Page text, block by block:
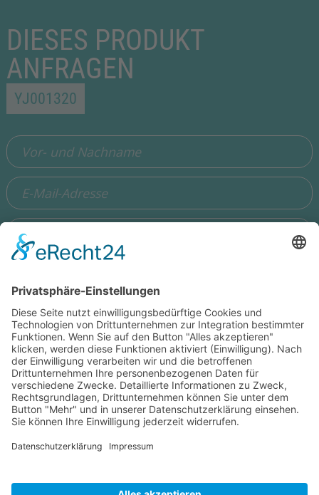
DIESES PRODUKT
ANFRAGEN
YJ001320
Ich stimme zu, dass meine Angaben aus dem Formular zur
Beantwortung meiner Anfrage erhoben und verarbeitet
werden. Die Daten werden so lange gespeichert, bis ein
Widerspruch erfolgt. Hinweis: Sie können Ihre Einwilligung
jederzeit in der Zukunft per Mail anhello@wisdomeurope.eu
widerrufen. Detaillierte Informationen zum Umgang mit
Nutzerdaten finden Sie in unsererDatenschutzerklärung.